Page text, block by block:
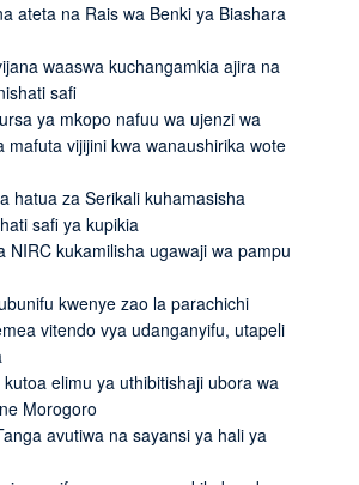
ateta na Rais wa Benki ya Biashara
waaswa kuchangamkia ajira na
safi
ya mkopo nafuu wa ujenzi wa
mafuta vijijini kwa wanaushirika wote
hatua za Serikali kuhamasisha
safi ya kupikia
NIRC kukamilisha ugawaji wa pampu
kwenye zao la parachichi
vitendo vya udanganyifu, utapeli
elimu ya uthibitishaji ubora wa
Morogoro
avutiwa na sayansi ya hali ya